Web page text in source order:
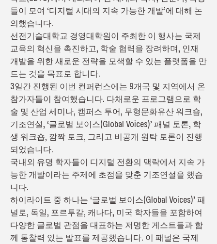
들이 모여 ‘디지털 시대의 지속 가능한 개발’에 대해 논
의했습니다.
선전기술대학교 경영대학원이 주최한 이 행사는 국제
교육의 혁신을 촉진하고, 학술 협력을 장려하며, 인재
개발을 위한 새로운 전략을 모색할 수 있는 플랫폼을 만
드는 것을 목표로 합니다.
3일간 진행된 이번 컨퍼런스에는 9개국 및 지역에서 온
참가자들이 참여했습니다. 다채로운 프로그램으로 학
술 및 산업 세미나, 캠퍼스 투어, 무형문화유산 워크숍,
기조연설, ‘글로벌 보이스(Global Voices)’ 패널 토론, 학
생 워크숍, 깜짝 토크, 그리고 비공개 원탁 토론이 진행
되었습니다.
국내외 유명 학자들이 디지털 전환의 맥락에서 지속 가
능한 개발이라는 주제에 초점을 맞춘 기조연설을 했습
니다.
하이라이트 중 하나는 ‘글로벌 보이스(Global Voices)’ 패
널로, 독일, 포르투갈, 캐나다, 미국 학자들을 포함하여
다양한 글로벌 관점을 대표하는 저명한 게스트들과 함
께 통찰력 있는 발표를 제공했습니다. 이 패널은 국제